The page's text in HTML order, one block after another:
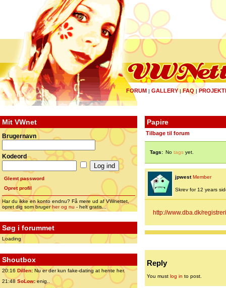
FORUM | GALLERY|FAQ |
Mit VWnet
Brugernavn
Kodeord
Glemt password
Opret profil
Har du ikke en konto endnu? Få mere ud af VWnettet,
opret dig som brugerher og nu - helt gratis...
Søg i forummet
Loading
Shoutbox
20:16 Dillen: Nu er der kun fake-dating at hente her.
21:48 SoLow:enig..
Papire
Tilbage til forum
Tags: No tags yet.
jpwest Member
Skrev for 12 years
http://www.dba.dk/
Reply
You must log in to post.